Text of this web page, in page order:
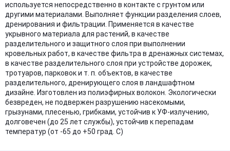
используется непосредственно в контакте с грунтом или
другими материалами. Выполняет функции разделения слоев,
дренирования и фильтрации. Применяется в качестве
укрывного материала для растений, в качестве
разделительного и защитного слоя при выполнении
кровельных работ, в качестве фильтра в дренажных системах,
в качестве разделительного слоя при устройстве дорожек,
тротуаров, парковок и т. п. объектов, в качестве
разделительного, дренирующего слоя в ландшафтном
дизайне. Изготовлен из полиэфирных волокон. Экологически
безвреден, не подвержен разрушению насекомыми,
грызунами, плесенью, грибками, устойчив к УФ-излучению,
долговечен (до 25 лет службы), устойчив к перепадам
температур (от -65 до +50 град. С)